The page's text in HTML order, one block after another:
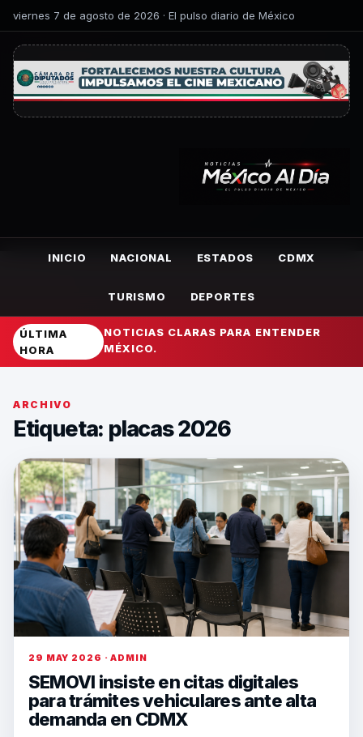
viernes 7 de agosto de 2026 · El pulso diario de México
INICIO NACIONAL ESTADOS CDMX
TURISMO DEPORTES
ÚLTIMA
HORA
NOTICIAS CLARAS PARA ENTENDER
MÉXICO.
ARCHIVO
Etiqueta: placas 2026
29 MAY 2026 · ADMIN
SEMOVI insiste en citas digitales
para trámites vehiculares ante alta
demanda en CDMX